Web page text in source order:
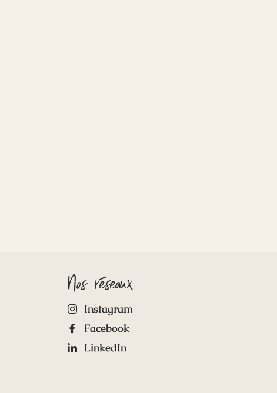
Nos réseaux
Instagram
Facebook
LinkedIn